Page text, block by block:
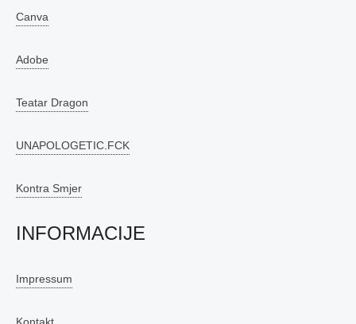
Canva
Adobe
Teatar Dragon
UNAPOLOGETIC.FCK
Kontra Smjer
INFORMACIJE
Impressum